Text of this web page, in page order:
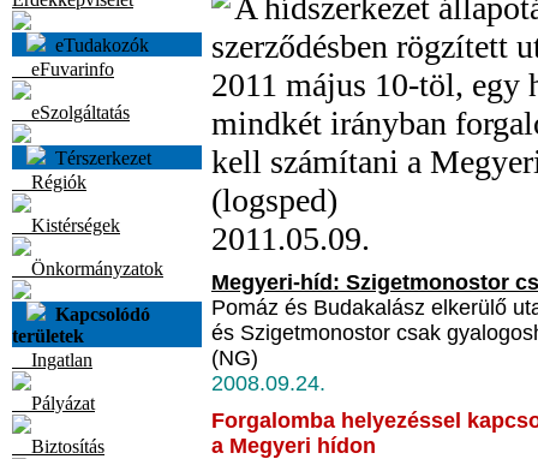
eTudakozók
eFuvarinfo
eSzolgáltatás
Térszerkezet
Régiók
Kistérségek
Önkormányzatok
Kapcsolódó
területek
Ingatlan
Pályázat
Biztosítás
A hídszerkezet
szerződésben rögzített
2011 május 10-töl, egy
mindkét irányban
kell számítani a
(logsped)
2011.05.09.
Megyeri-híd: Szigetmonostor
Pomáz és Budakalász elkerülő
és Szigetmonostor csak
(NG)
2008.09.24.
Forgalomba helyezéssel
a Megyeri hídon